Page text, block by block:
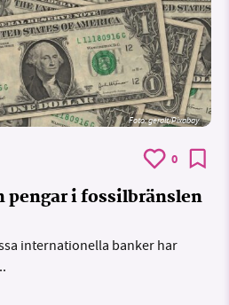
Foto:geralt/Pixabay
0
pengar i fossilbränslen
internationella banker har